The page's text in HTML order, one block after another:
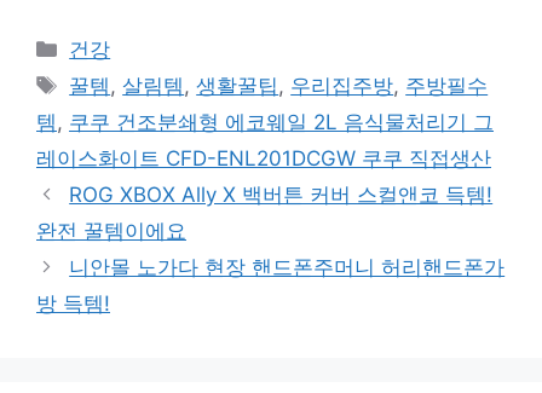
카
테
리
건강
태
그
꿀템 ,살림템 ,생활꿀팁 , 우리집주방, 주방필수
템 , 쿠쿠 건조분쇄형 에코웨일 2L 음식물처리기 그
레이스화이트 CFD-ENL201DCGW 쿠쿠 직접생산
ROG XBOX Ally X 백버튼 커버 스컬앤코 득템!
완전 꿀템이에요
니안몰 노가다 현장 핸드폰주머니 허리핸드폰가
방 득템!